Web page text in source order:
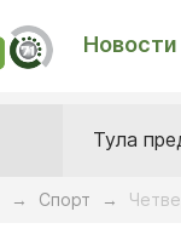
Новости
Тула
→ Спорт →